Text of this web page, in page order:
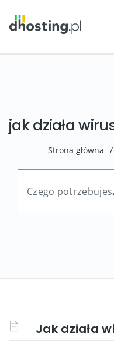
jak działa
Strona główna /
Jak działa